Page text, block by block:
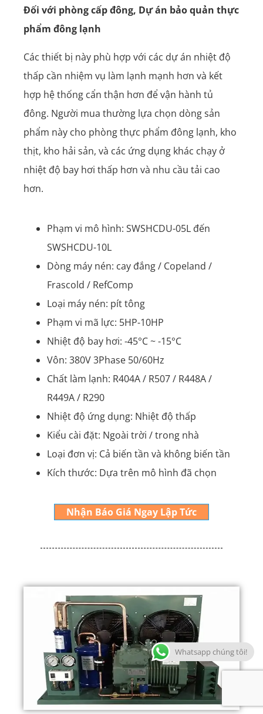
Đối với phòng cấp đông, Dự án bảo quản thực
phẩm đông lạnh
Các thiết bị này phù hợp với các dự án nhiệt độ
thấp cần nhiệm vụ làm lạnh mạnh hơn và kết
hợp hệ thống cẩn thận hơn để vận hành tủ
đông. Người mua thường lựa chọn dòng sản
phẩm này cho phòng thực phẩm đông lạnh, kho
thịt, kho hải sản, và các ứng dụng khác chạy ở
nhiệt độ bay hơi thấp hơn và nhu cầu tải cao
hơn.
Phạm vi mô hình: SWSHCDU-05L đến
SWSHCDU-10L
Dòng máy nén: cay đắng / Copeland /
Frascold / RefComp
Loại máy nén: pít tông
Phạm vi mã lực: 5HP-10HP
Nhiệt độ bay hơi: -45°C ~ -15°C
Vôn: 380V 3Phase 50/60Hz
Chất làm lạnh: R404A / R507 / R448A /
R449A / R290
Nhiệt độ ứng dụng: Nhiệt độ thấp
Kiểu cài đặt: Ngoài trời / trong nhà
Loại đơn vị: Cả biến tần và không biến tần
Kích thước: Dựa trên mô hình đã chọn
Nhận Báo Giá Ngay Lập Tức
Whatsapp chúng tôi!